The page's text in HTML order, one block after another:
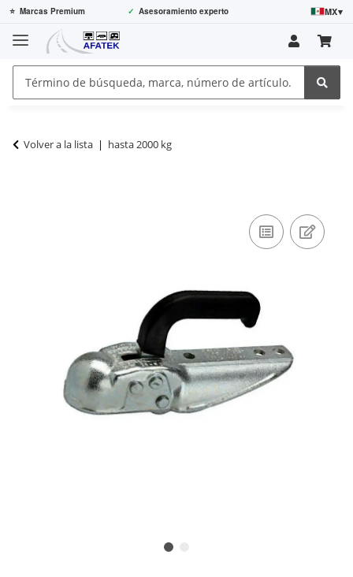
⭐ Marcas Premium ✓ Asesoramiento experto MX▾
Volver a la lista hasta 2000 kg